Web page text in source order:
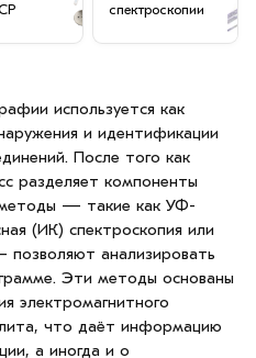
спектроскопии
используется как
и идентификации
После того как
разделяет компоненты
методы — такие как УФ-
(ИК) спектроскопия или
анализировать
Эти методы основаны
электромагнитного
что даёт информацию
а иногда и о